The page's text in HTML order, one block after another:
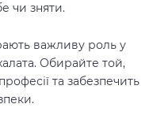
чи зняти.
важливу роль у
Обирайте той,
та забезпечить